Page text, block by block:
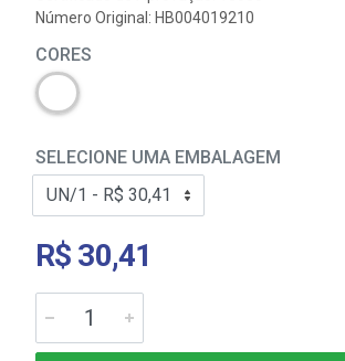
Número Original: HB004019210
CORES
SELECIONE UMA EMBALAGEM
R$ 30,41